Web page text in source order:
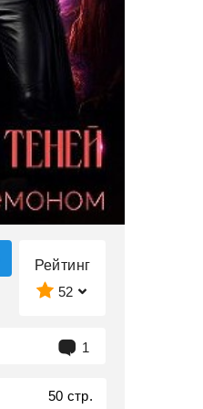
Рейтинг
52
1
50 стр.